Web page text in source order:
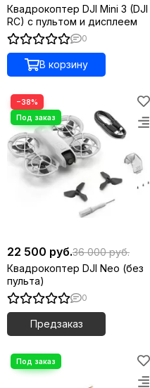
Квадрокоптер DJI Mini 3 (DJI
RC) с пультом и дисплеем
0
В корзину
−38%
22 500 руб.36 000 руб.
Квадрокоптер DJI Neo (без
пульта)
0
Предзаказ